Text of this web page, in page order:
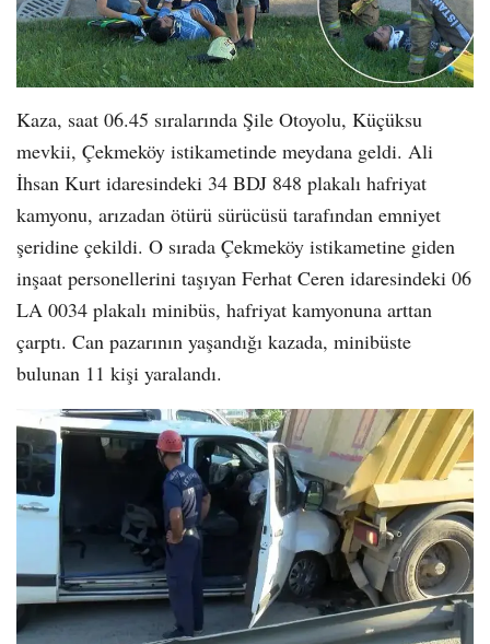
Kaza, saat 06.45 sıralarında Şile Otoyolu, Küçüksu
mevkii, Çekmeköy istikametinde meydana geldi. Ali
İhsan Kurt idaresindeki 34 BDJ 848 plakalı hafriyat
kamyonu, arızadan ötürü sürücüsü tarafından emniyet
şeridine çekildi. O sırada Çekmeköy istikametine giden
inşaat personellerini taşıyan Ferhat Ceren idaresindeki 06
LA 0034 plakalı minibüs, hafriyat kamyonuna arttan
çarptı. Can pazarının yaşandığı kazada, minibüste
bulunan 11 kişi yaralandı.